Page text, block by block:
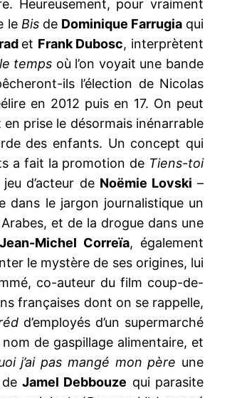
Heureusement, pour vraiment
le Bisde Dominique Farrugiaqui
et Frank Dubosc, interprètent
temps où l’on voyait une bande
ils l’élection de Nicolas
en 2012 puis en 17. On peut
en prise le désormais inénarrable
des enfants. Un concept qui
a fait la promotion de Tiens-toi
d’acteur de Noëmie Lovski –
dans le jargon journalistique un
et de la drogue dans une
Jean-Michel Correïa, également
le mystère de ses origines, lui
co-auteur du film coup-de-
françaises dont on se rappelle,
d’employés d’un supermarché
de gaspillage alimentaire, et
j’ai pas mangé mon père une
Jamel Debbouze qui parasite